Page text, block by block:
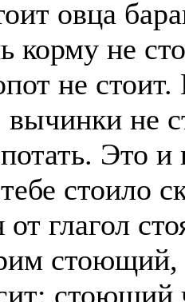
за
овца
корму не
не
вычинки не
Это и
стоило
от глагол
стоющий,
стоющий